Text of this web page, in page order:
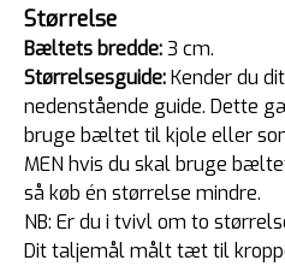
Størrelse
Bæltets bredde:3 cm.
Størrelsesguide:Kender du
nedenstående guide. Dette
bruge bæltet til kjole eller
MEN hvis du skal bruge
så køb én størrelse mindre.
NB: Er du i tvivl om to
Dit taljemål målt tæt til